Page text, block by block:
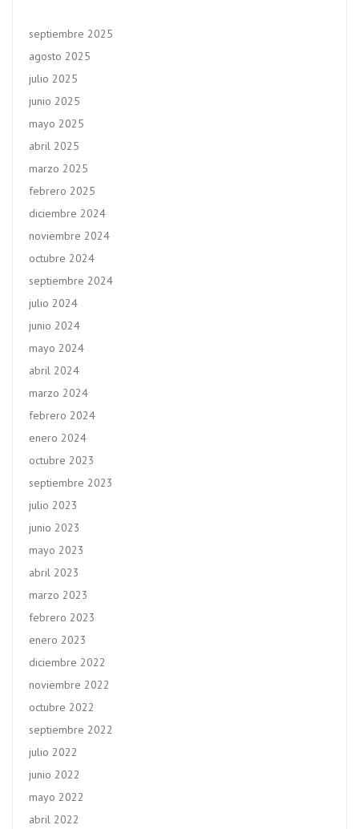
septiembre 2025
agosto 2025
julio 2025
junio 2025
mayo 2025
abril 2025
marzo 2025
febrero 2025
diciembre 2024
noviembre 2024
octubre 2024
septiembre 2024
julio 2024
junio 2024
mayo 2024
abril 2024
marzo 2024
febrero 2024
enero 2024
octubre 2023
septiembre 2023
julio 2023
junio 2023
mayo 2023
abril 2023
marzo 2023
febrero 2023
enero 2023
diciembre 2022
noviembre 2022
octubre 2022
septiembre 2022
julio 2022
junio 2022
mayo 2022
abril 2022